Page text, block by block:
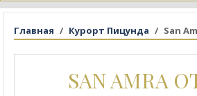
Главная Курорт Пицунда San
SAN AMRA